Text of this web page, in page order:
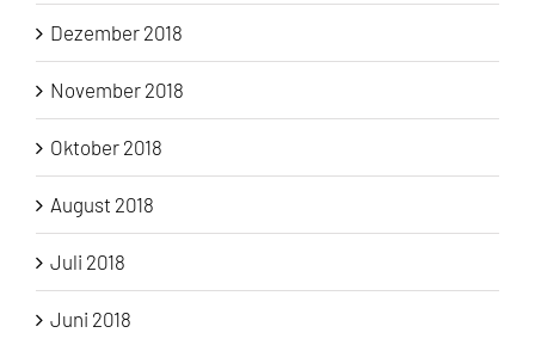
Dezember 2018
November 2018
Oktober 2018
August 2018
Juli 2018
Juni 2018